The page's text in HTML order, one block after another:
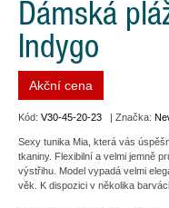
Dámská
Indygo
Akční cena
Kód: V30-45-20-23 | Značka:
Sexy tunika Mia, která vás
tkaniny. Flexibilní a velmi jemně
výstřihu. Model vypadá velmi
věk. K dispozici v několika